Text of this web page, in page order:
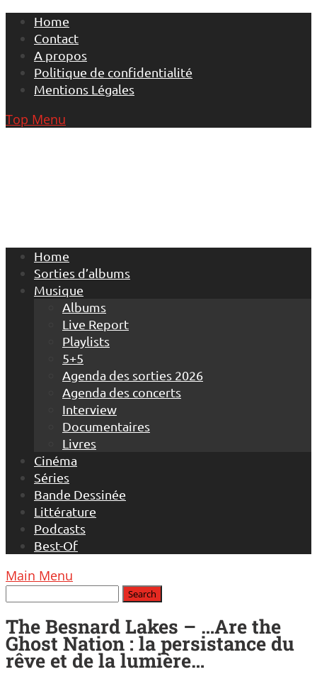
Skip
content
Home
Contact
A propos
Politique de confidentialité
Mentions Légales
Top Menu
Home
Sorties d’albums
Musique
Albums
Live Report
Playlists
5+5
Agenda des sorties 2026
Agenda des concerts
Interview
Documentaires
Livres
Cinéma
Séries
Bande Dessinée
Littérature
Podcasts
Best-Of
Main Menu
The Besnard Lakes – …Are the
Ghost Nation : la persistance du
rêve et de la lumière…